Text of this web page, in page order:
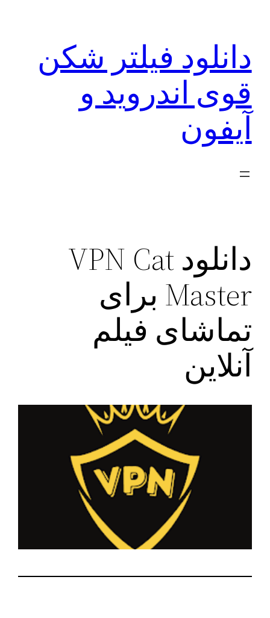
دانلود فیلتر شکن
قوی اندروید و
آیفون
دانلود VPN Cat
Master برای
تماشای فیلم
آنلاین